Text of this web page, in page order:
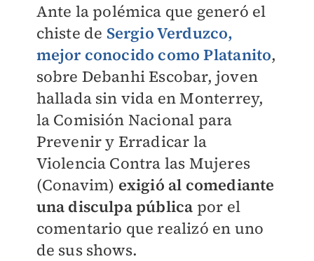
Ante la polémica que generó el
chiste de Sergio Verduzco,
mejor conocido como Platanito,
sobre Debanhi Escobar, joven
hallada sin vida en Monterrey,
la Comisión Nacional para
Prevenir y Erradicar la
Violencia Contra las Mujeres
(Conavim) exigió al comediante
una disculpa pública por el
comentario que realizó en uno
de sus shows.